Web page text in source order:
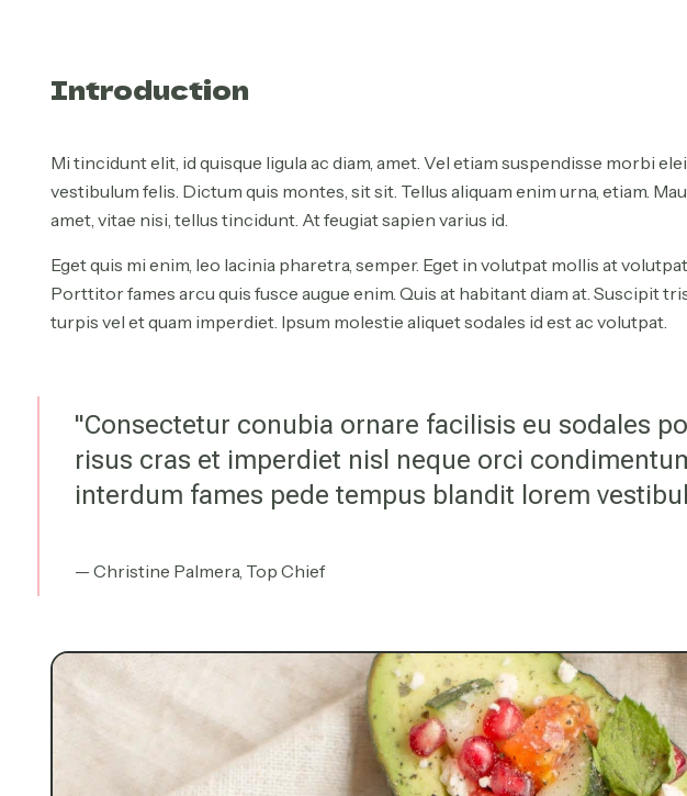
Introduction
Mi tincidunt elit, id quisque ligula ac diam, amet. Vel etiam suspendisse morbi
vestibulum felis. Dictum quis montes, sit sit. Tellus aliquam enim urna, etiam.
amet, vitae nisi, tellus tincidunt. At feugiat sapien varius id.
Eget quis mi enim, leo lacinia pharetra, semper. Eget in volutpat mollis at
Porttitor fames arcu quis fusce augue enim. Quis at habitant diam at. Suscipit
turpis vel et quam imperdiet. Ipsum molestie aliquet sodales id est ac volutpat.
"Consectetur conubia ornare facilisis eu sodales
risus cras et imperdiet nisl neque orci
interdum fames pede tempus blandit lorem
— Christine Palmera, Top Chief